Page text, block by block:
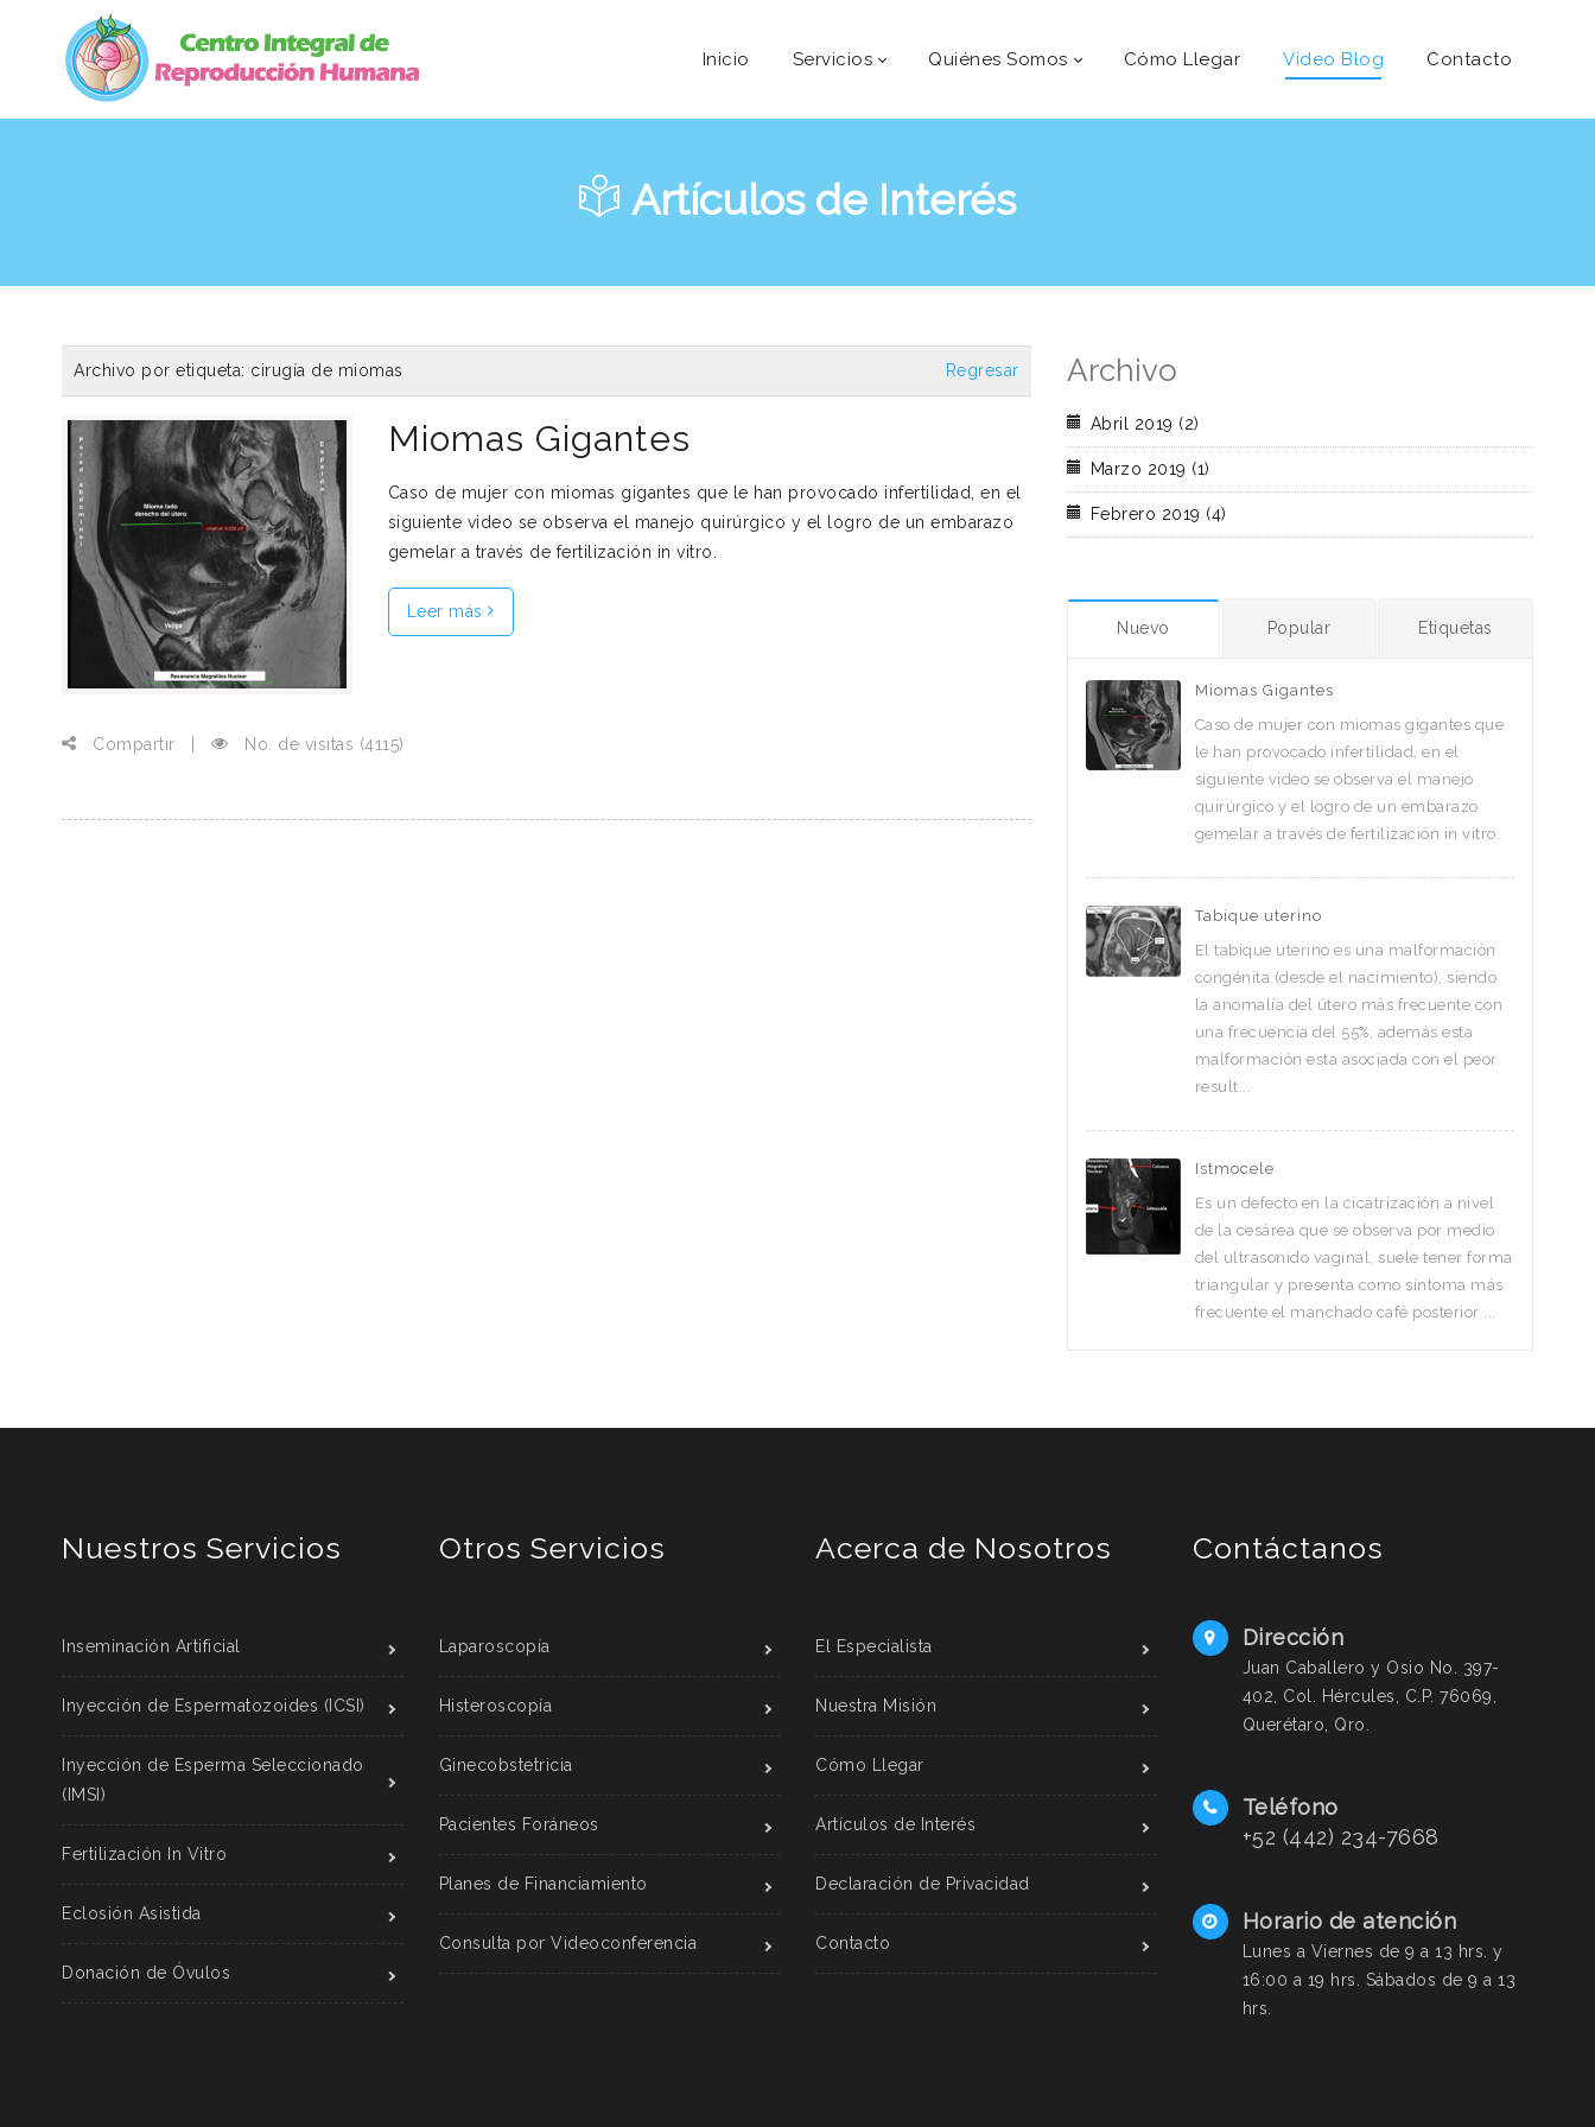
Inicio Servicios Quiénes Somos Cómo Llegar Video Blog Contacto
Artículos de Interés
Archivo por etiqueta: cirugía de miomas Regresar
Miomas Gigantes
Caso de mujer con miomas gigantes que le han provocado infertilidad, en el
siguiente video se observa el manejo quirúrgico y el logro de un embarazo
gemelar a través de fertilización in vitro.
Leer más
Compartir No. de visitas (4115)
Archivo
Abril 2019 (2)
Marzo 2019 (1)
Febrero 2019 (4)
Nuevo Popular Etiquetas
Miomas Gigantes
Caso de mujer con miomas gigantes que
le han provocado infertilidad, en el
siguiente video se observa el manejo
quirúrgico y el logro de un embarazo
gemelar a través de fertilización in vitro.
Tabique uterino
El tabique uterino es una malformación
congénita (desde el nacimiento), siendo
la anomalía del útero más frecuente con
una frecuencia del 55%, además esta
malformación esta asociada con el peor
result...
Istmocele
Es un defecto en la cicatrización a nivel
de la cesárea que se observa por medio
del ultrasonido vaginal, suele tener forma
triangular y presenta como síntoma más
frecuente el manchado café posterior ...
Nuestros Servicios
Inseminación Artificial
Inyección de Espermatozoides (ICSI)
Inyección de Esperma Seleccionado
(IMSI)
Fertilización In Vitro
Eclosión Asistida
Donación de Óvulos
Otros Servicios
Laparoscopía
Histeroscopía
Ginecobstetricia
Pacientes Foráneos
Planes de Financiamiento
Consulta por Videoconferencia
Acerca de Nosotros
El Especialista
Nuestra Misión
Cómo Llegar
Artículos de Interés
Declaración de Privacidad
Contacto
Contáctanos
Dirección
Juan Caballero y Osio No. 397-
402, Col. Hércules, C.P. 76069,
Querétaro, Qro.
Teléfono
+52 (442) 234-7668
Horario de atención
Lunes a Viernes de 9 a 13 hrs. y
16:00 a 19 hrs. Sábados de 9 a 13
hrs.